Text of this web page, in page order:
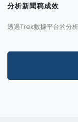
分析新聞稿成效
透過Trek數據平台的分